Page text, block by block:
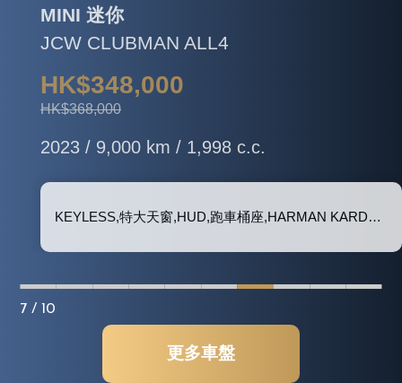
MINI 迷你
JCW CLUBMAN ALL4
HK$348,000
HK$368,000
2023 / 9,000 km / 1,998 c.c.
KEYLESS,特大天窗,HUD,跑車桶座,HARMAN KARDON 音響, 泊車鏡頭
7 / 10
更多車盤